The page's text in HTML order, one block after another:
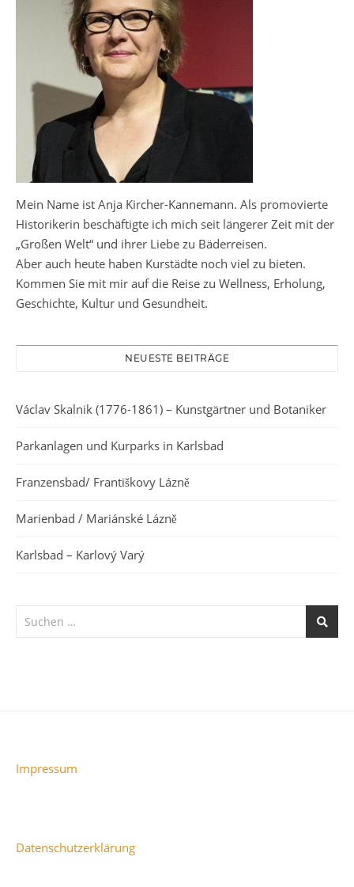
Mein Name ist Anja Kircher-Kannemann. Als promovierte
Historikerin beschäftigte ich mich seit längerer Zeit mit der
„Großen Welt“ und ihrer Liebe zu Bäderreisen.
Aber auch heute haben Kurstädte noch viel zu bieten.
Kommen Sie mit mir auf die Reise zu Wellness, Erholung,
Geschichte, Kultur und Gesundheit.
NEUESTE BEITRÄGE
Václav Skalnik (1776-1861) – Kunstgärtner und Botaniker
Parkanlagen und Kurparks in Karlsbad
Franzensbad/ Františkovy Lázně
Marienbad / Mariánské Lázně
Karlsbad – Karlový Varý
Impressum
Datenschutzerklärung